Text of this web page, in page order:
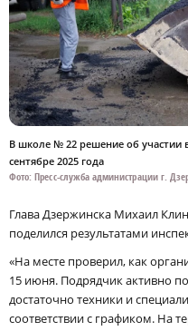
В школе № 22 решение об участии
сентябре 2025 года
Фото: Пресс-служба администрации г.
Глава Дзержинска Михаил
поделился результатами
«На месте проверил, как
15 июня. Подрядчик активно
достаточно техники и
соответствии с графиком. На